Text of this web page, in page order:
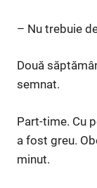
– Nu trebuie
Două
semnat.
Part-time. Cu
a fost greu.
minut.